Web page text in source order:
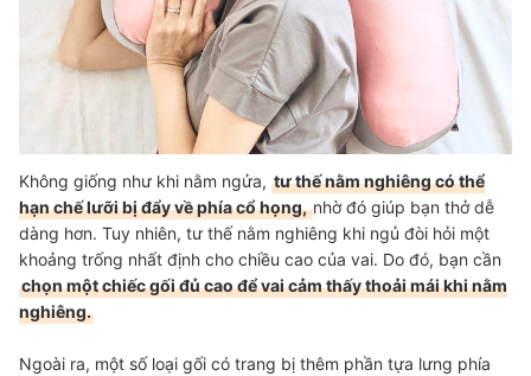
Không giống như khi nằm ngửa, tư thế nằm nghiêng có thể
hạn chế lưỡi bị đẩy về phía cổ họng,nhờ đó giúp bạn thở dễ
dàng hơn. Tuy nhiên, tư thế nằm nghiêng khi ngủ đòi hỏi một
khoảng trống nhất định cho chiều cao của vai. Do đó, bạn cần
chọn một chiếc gối đủ cao để vai cảm thấy thoải mái khi nằm
nghiêng.
Ngoài ra, một số loại gối có trang bị thêm phần tựa lưng phía